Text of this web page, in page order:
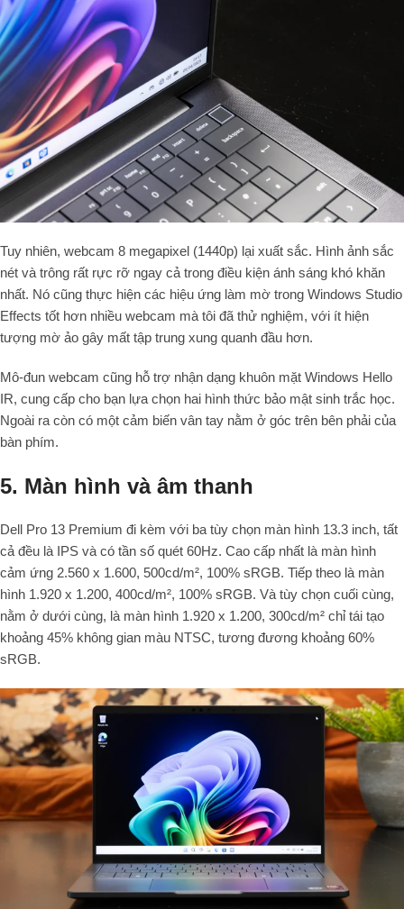
Tuy nhiên, webcam 8 megapixel (1440p) lại xuất sắc. Hình ảnh sắc
nét và trông rất rực rỡ ngay cả trong điều kiện ánh sáng khó khăn
nhất. Nó cũng thực hiện các hiệu ứng làm mờ trong Windows Studio
Effects tốt hơn nhiều webcam mà tôi đã thử nghiệm, với ít hiện
tượng mờ ảo gây mất tập trung xung quanh đầu hơn.
Mô-đun webcam cũng hỗ trợ nhận dạng khuôn mặt Windows Hello
IR, cung cấp cho bạn lựa chọn hai hình thức bảo mật sinh trắc học.
Ngoài ra còn có một cảm biến vân tay nằm ở góc trên bên phải của
bàn phím.
5. Màn hình và âm thanh
Dell Pro 13 Premium đi kèm với ba tùy chọn màn hình 13.3 inch, tất
cả đều là IPS và có tần số quét 60Hz. Cao cấp nhất là màn hình
cảm ứng 2.560 x 1.600, 500cd/m², 100% sRGB. Tiếp theo là màn
hình 1.920 x 1.200, 400cd/m², 100% sRGB. Và tùy chọn cuối cùng,
nằm ở dưới cùng, là màn hình 1.920 x 1.200, 300cd/m² chỉ tái tạo
khoảng 45% không gian màu NTSC, tương đương khoảng 60%
sRGB.